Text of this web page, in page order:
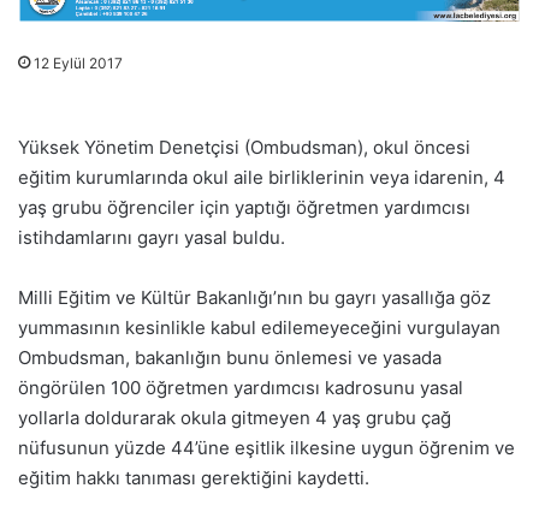
12 Eylül 2017
Yüksek Yönetim Denetçisi (Ombudsman), okul öncesi
eğitim kurumlarında okul aile birliklerinin veya idarenin, 4
yaş grubu öğrenciler için yaptığı öğretmen yardımcısı
istihdamlarını gayrı yasal buldu.
Milli Eğitim ve Kültür Bakanlığı’nın bu gayrı yasallığa göz
yummasının kesinlikle kabul edilemeyeceğini vurgulayan
Ombudsman, bakanlığın bunu önlemesi ve yasada
öngörülen 100 öğretmen yardımcısı kadrosunu yasal
yollarla doldurarak okula gitmeyen 4 yaş grubu çağ
nüfusunun yüzde 44’üne eşitlik ilkesine uygun öğrenim ve
eğitim hakkı tanıması gerektiğini kaydetti.